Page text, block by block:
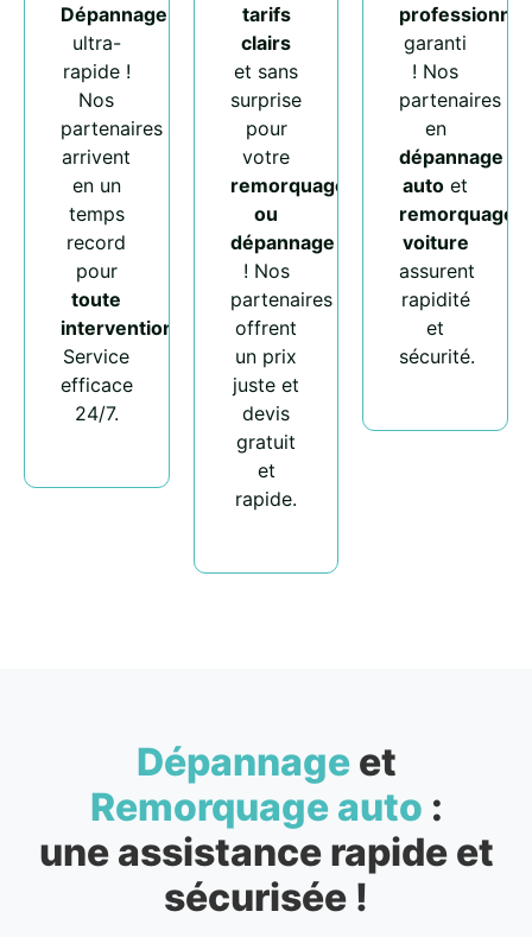
Dépannage
ultra-
rapide !
Nos
partenaires
arrivent
en un
temps
record
pour
toute
intervention
Service
efficace
24/7.
tarifs
clairs
et sans
surprise
pour
votre
remorquage
ou
dépannage
! Nos
partenaires
offrent
un prix
juste et
devis
gratuit
et
rapide.
professionnel
garanti
! Nos
partenaires
en
dépannage
auto et
remorquage
voiture
assurent
rapidité
et
sécurité.
Dépannageet
Remorquage auto :
une assistance rapide et
sécurisée !